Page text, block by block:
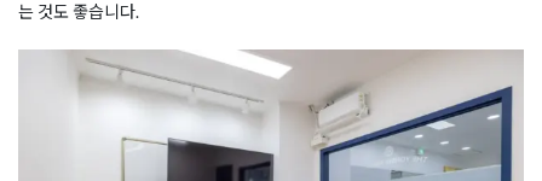
는 것도 좋습니다.